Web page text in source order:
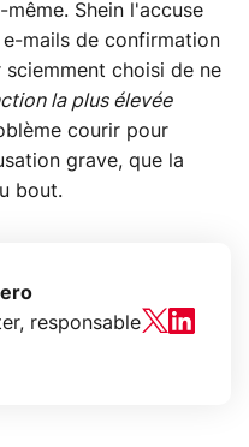
même. Shein l'accuse
mails de confirmation
choisi de ne
la plus élevée
courir pour
grave, que la
bout.
responsable